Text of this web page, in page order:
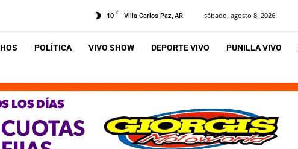
10 C Villa Carlos Paz, AR sábado, agosto 8, 2026
POLÍTICA VIVO SHOW DEPORTE VIVO PUNILLA VIVO